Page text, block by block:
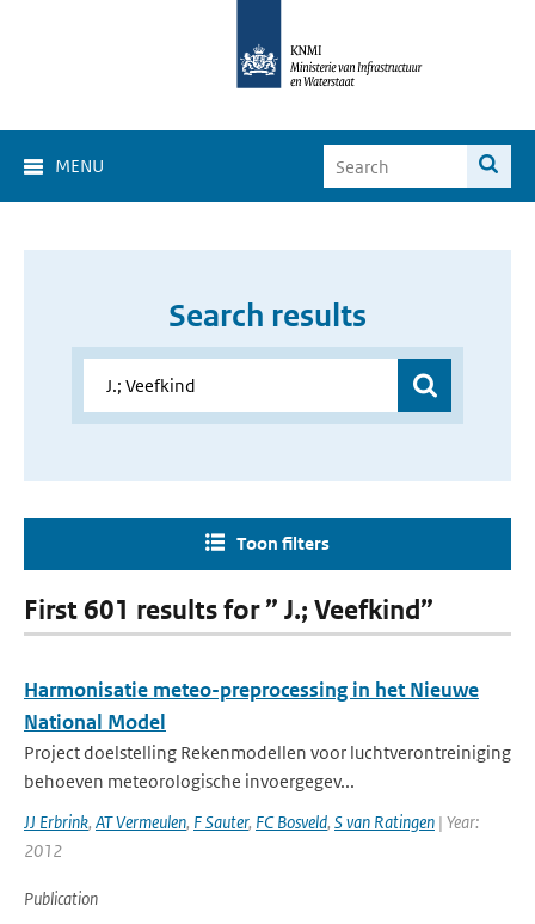
MENU
Search results
Toon filters
First 601 results for ” J.; Veefkind”
Harmonisatie meteo-preprocessing in het Nieuwe
National Model
Project doelstelling Rekenmodellen voor luchtverontreiniging
behoeven meteorologische invoergegev...
JJ Erbrink, AT Vermeulen, F Sauter, FC Bosveld, S van Ratingen | Year:
2012
Publication